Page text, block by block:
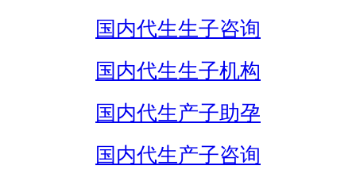
国内代生生子咨询
国内代生生子机构
国内代生产子助孕
国内代生产子咨询